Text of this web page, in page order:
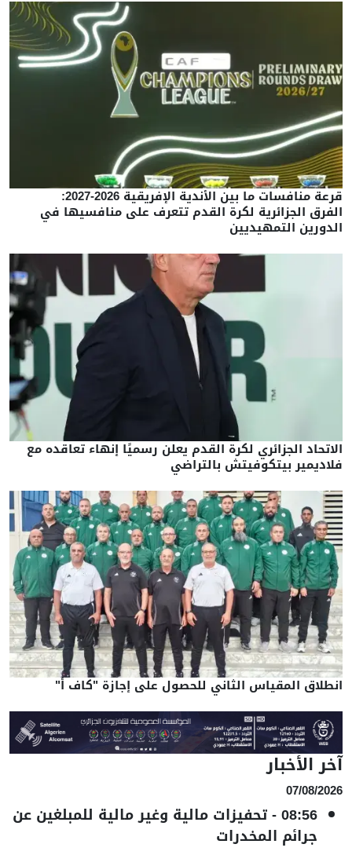
قرعة منافسات ما بين الأندية الإفريقية 2026-2027:
الفرق الجزائرية لكرة القدم تتعرف على منافسيها في
الدورين التمهيديين
الاتحاد الجزائري لكرة القدم يعلن رسميًا إنهاء تعاقده مع
فلاديمير بيتكوفيتش بالتراضي
انطلاق المقياس الثاني للحصول على إجازة "كاف أ"
آخر الأخبار
07/08/2026
08:56
-تحفيزات مالية وغير مالية للمبلغين عن
جرائم المخدرات